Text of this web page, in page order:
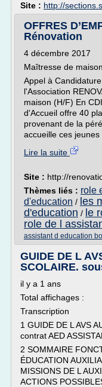
Site : http://
OFFRES
Rénovation
4 décembre 2017
Maîtresse de
Appel à
l'Association
maison (H/F) En
d'Accueil offre 40
provenant de la
accueille ces jeunes
Lire la suite
Site : http://
Thèmes liés : role
d'education / les
d'education / le
role de l
assistant d education
GUIDE DE L
SCOLAIRE.
il y a 1 ans
Total affichages :
Transcription
1 GUIDE DE L AVS
contrat AED
2 SOMMAIRE
ÉDUCATION
MISSIONS DE L
ACTIONS